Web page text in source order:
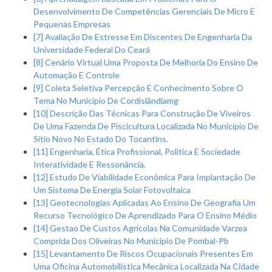
Desenvolvimento De Competências Gerenciais De Micro E
Pequenas Empresas
[7] Avaliação De Estresse Em Discentes De Engenharia Da
Universidade Federal Do Ceará
[8] Cenário Virtual Uma Proposta De Melhoria Do Ensino De
Automação E Controle
[9] Coleta Seletiva Percepção E Conhecimento Sobre O
Tema No Município De Cordislândiamg
[10] Descrição Das Técnicas Para Construção De Viveiros
De Uma Fazenda De Piscicultura Localizada No Município De
Sítio Novo No Estado Do Tocantins.
[11] Engenharia, Ética Profissional, Política E Sociedade
Interatividade E Ressonância.
[12] Estudo De Viabilidade Econômica Para Implantação De
Um Sistema De Energia Solar Fotovoltaica
[13] Geotecnologias Aplicadas Ao Ensino De Geografia Um
Recurso Tecnológico De Aprendizado Para O Ensino Médio
[14] Gestao De Custos Agricolas Na Comunidade Varzea
Comprida Dos Oliveiras No Municipio De Pombal-Pb
[15] Levantamento De Riscos Ocupacionais Presentes Em
Uma Oficina Automobilística Mecânica Localizada Na Cidade